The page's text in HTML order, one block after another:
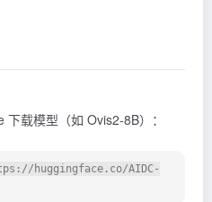
下载模型（如 Ovis2-8B）：
huggingface.co/AIDC-